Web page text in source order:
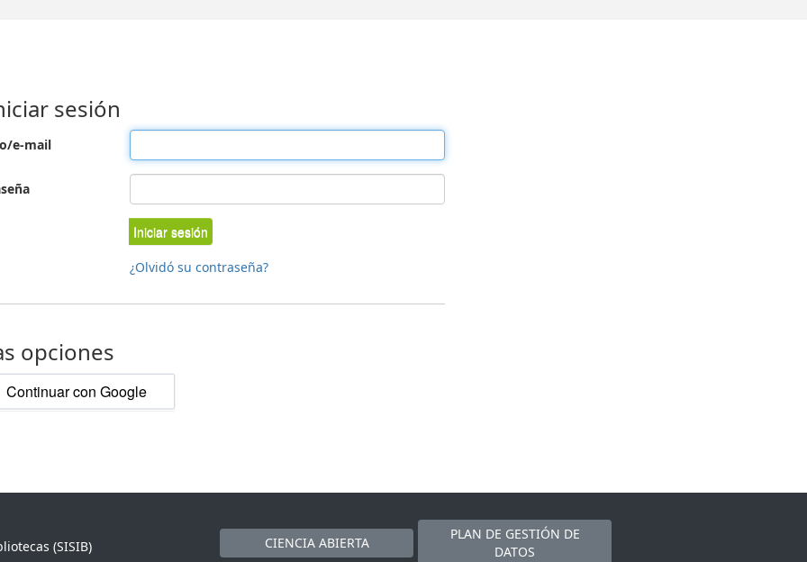
sesión
e-mail
Iniciar sesión
¿Olvidó su contraseña?
opciones
Continuar con Google
(SISIB)
CIENCIA ABIERTA
PLAN DE GESTIÓN DE
DATOS